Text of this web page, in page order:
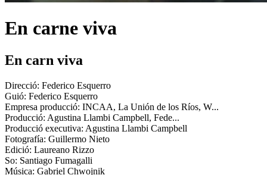
En carne viva
En carn viva
Direcció: Federico Esquerro
Guió: Federico Esquerro
Empresa producció: INCAA, La Unión de los Ríos, W...
Producció: Agustina Llambi Campbell, Fede...
Producció executiva: Agustina Llambi Campbell
Fotografía: Guillermo Nieto
Edició: Laureano Rizzo
So: Santiago Fumagalli
Música: Gabriel Chwojnik